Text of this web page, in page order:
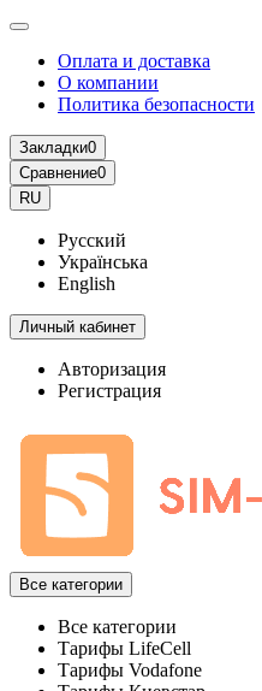
Оплата и доставка
О компании
Политика безопасности
Закладки0
Сравнение0
RU
Русский
Українська
English
Личный кабинет
Авторизация
Регистрация
Все категории
Все категории
Тарифы LifeCell
Тарифы Vodafone